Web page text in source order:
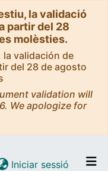
la validació
partir del 28
molèsties.
la validación de
del 28 de agosto
validation will
We apologize for
Iniciar sessió (current)